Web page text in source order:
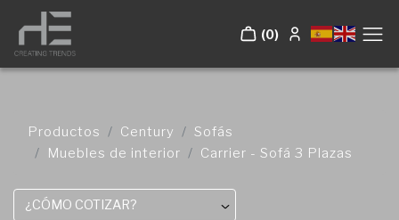
(0)
Productos Century
Sofás
Muebles de interior
Carrier - Sofá 3 Plazas
¿CÓMO COTIZAR?